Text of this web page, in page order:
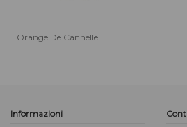
Orange De Cannelle
Informazioni